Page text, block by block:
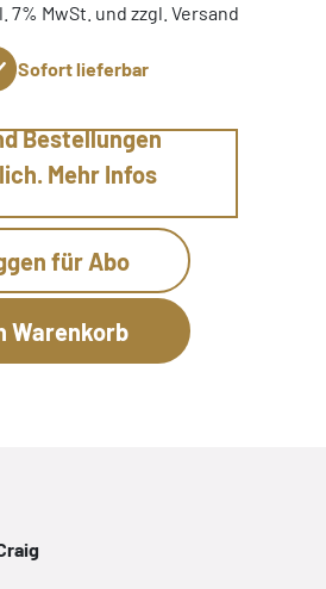
7% MwSt. und zzgl. Versand
Sofort lieferbar
Bestellungen
Mehr Infos
für Abo